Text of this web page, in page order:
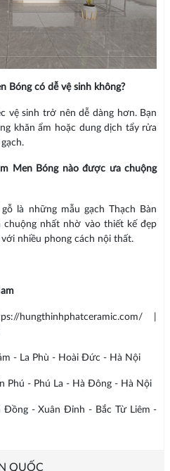
Bóng có dễ vệ sinh không?
vệ sinh trở nên dễ dàng hơn. Bạn
khăn ẩm hoặc dung dịch tẩy rửa
Men Bóng nào được ưa chuộng
là những mẫu gạch Thạch Bàn
nhất nhờ vào thiết kế đẹp
nhiều phong cách nội thất.
hungthinhphatceramic.com/ |
- La Phù - Hoài Đức - Hà Nội
Phú - Phú La - Hà Đông - Hà Nội
Đồng - Xuân Đỉnh - Bắc Từ Liêm -
QUỐC